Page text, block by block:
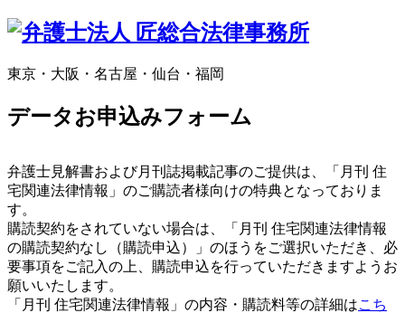
東京・大阪・名古屋・仙台・福岡
データお申込みフォーム
弁護士見解書および月刊誌掲載記事のご提供は、「月刊 住
宅関連法律情報」のご購読者様向けの特典となっておりま
す。
購読契約をされていない場合は、「月刊 住宅関連法律情報
の購読契約なし（購読申込）」のほうをご選択いただき、必
要事項をご記入の上、購読申込を行っていただきますようお
願いいたします。
「月刊 住宅関連法律情報」の内容・購読料等の詳細はこち